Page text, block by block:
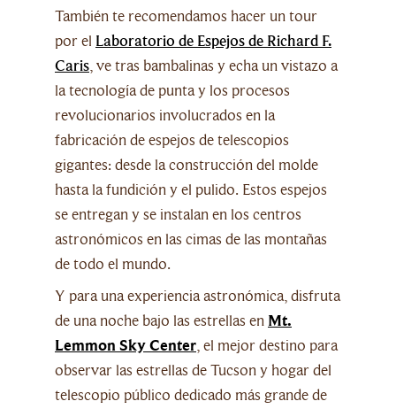
También te recomendamos hacer un tour
por el Laboratorio de Espejos de Richard F.
Caris, ve tras bambalinas y echa un vistazo a
la tecnología de punta y los procesos
revolucionarios involucrados en la
fabricación de espejos de telescopios
gigantes: desde la construcción del molde
hasta la fundición y el pulido. Estos espejos
se entregan y se instalan en los centros
astronómicos en las cimas de las montañas
de todo el mundo.
Y para una experiencia astronómica, disfruta
de una noche bajo las estrellas en Mt.
Lemmon Sky Center, el mejor destino para
observar las estrellas de Tucson y hogar del
telescopio público dedicado más grande de